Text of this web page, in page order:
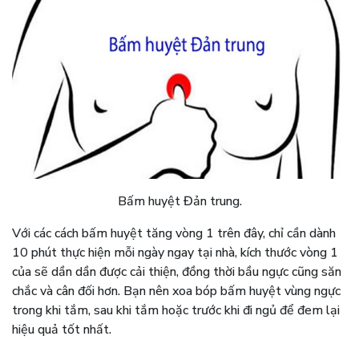
Bấm huyệt Đản trung.
Với các cách bấm huyệt tăng vòng 1 trên đây, chỉ cần dành
10 phút thực hiện mỗi ngày ngay tại nhà, kích thước vòng 1
của sẽ dần dần được cải thiện, đồng thời bầu ngực cũng săn
chắc và cân đối hơn. Bạn nên xoa bóp bấm huyệt vùng ngực
trong khi tắm, sau khi tắm hoặc trước khi đi ngủ để đem lại
hiệu quả tốt nhất.